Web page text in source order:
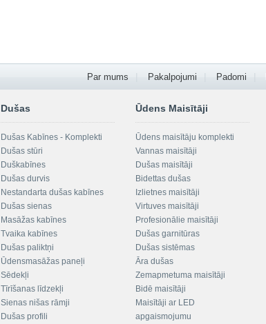
Par mums Pakalpojumi Padomi
Dušas
Dušas Kabīnes - Komplekti
Dušas stūri
Duškabīnes
Dušas durvis
Nestandarta dušas kabīnes
Dušas sienas
Masāžas kabīnes
Tvaika kabīnes
Dušas paliktņi
Ūdensmasāžas paneļi
Sēdekļi
Tīrīšanas līdzekļi
Sienas nišas rāmji
Dušas profili
Ūdens Maisītāji
Ūdens maisītāju komplekti
Vannas maisītāji
Dušas maisītāji
Bidettas dušas
Izlietnes maisītāji
Virtuves maisītāji
Profesionālie maisītāji
Dušas garnitūras
Dušas sistēmas
Āra dušas
Zemapmetuma maisītāji
Bidē maisītāji
Maisītāji ar LED
apgaismojumu